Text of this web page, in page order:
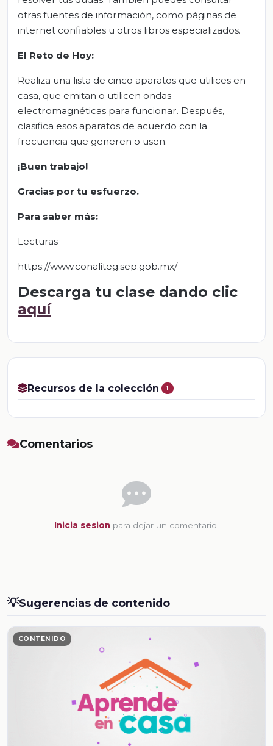
otras fuentes de información, como páginas de
internet confiables u otros libros especializados.
El Reto de Hoy:
Realiza una lista de cinco aparatos que utilices en
casa, que emitan o utilicen ondas
electromagnéticas para funcionar. Después,
clasifica esos aparatos de acuerdo con la
frecuencia que generen o usen.
¡Buen trabajo!
Gracias por tu esfuerzo.
Para saber más:
Lecturas
https://www.conaliteg.sep.gob.mx/
Descarga tu clase dando clic
aquí
Recursos de la colección 1
Comentarios
Inicia sesion para dejar un comentario.
💡Sugerencias de contenido
CONTENIDO